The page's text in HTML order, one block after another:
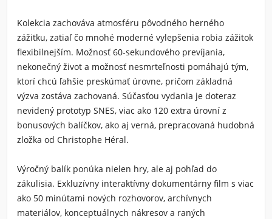
Kolekcia zachováva atmosféru pôvodného herného
zážitku, zatiaľ čo mnohé moderné vylepšenia robia zážitok
flexibilnejším. Možnosť 60-sekundového prevíjania,
nekonečný život a možnosť nesmrteľnosti pomáhajú tým,
ktorí chcú ľahšie preskúmať úrovne, pričom základná
výzva zostáva zachovaná. Súčasťou vydania je doteraz
nevidený prototyp SNES, viac ako 120 extra úrovní z
bonusových balíčkov, ako aj verná, prepracovaná hudobná
zložka od Christophe Héral.
Výročný balík ponúka nielen hry, ale aj pohľad do
zákulisia. Exkluzívny interaktívny dokumentárny film s viac
ako 50 minútami nových rozhovorov, archívnych
materiálov, konceptuálnych nákresov a raných